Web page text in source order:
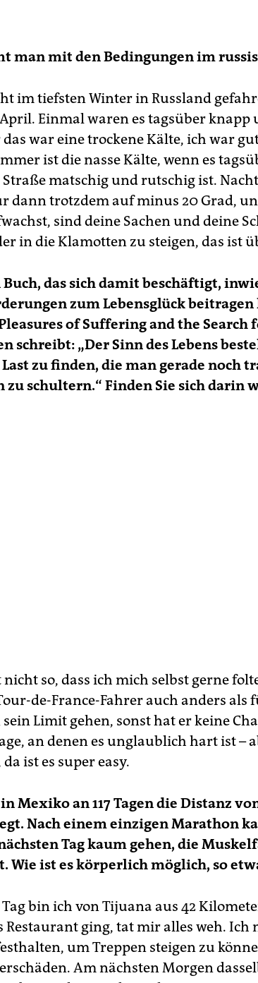
man mit den Bedingungen im
im tiefsten Winter in Russland
Einmal waren es tagsüber knapp
das war eine trockene Kälte, ich war
ist die nasse Kälte, wenn es
matschig und rutschig ist.
dann trotzdem auf minus 20 Grad,
sind deine Sachen und deine
in die Klamotten zu steigen, das ist
Buch, das sich damit beschäftigt,
zum Lebensglück beitragen
of Suffering and the Search
schreibt: „Der Sinn des Lebens
zu finden, die man gerade noch
zu schultern.“ Finden Sie sich darin
nicht so, dass ich mich selbst gerne
de-France-Fahrer auch anders als
Limit gehen, sonst hat er keine
an denen es unglaublich hart ist –
ist es super easy.
Mexiko an 117 Tagen die Distanz
Nach einem einzigen Marathon
Tag kaum gehen, die
Wie ist es körperlich möglich, so
bin ich von Tijuana aus 42
Restaurant ging, tat mir alles weh. Ich
um Treppen steigen zu
Am nächsten Morgen